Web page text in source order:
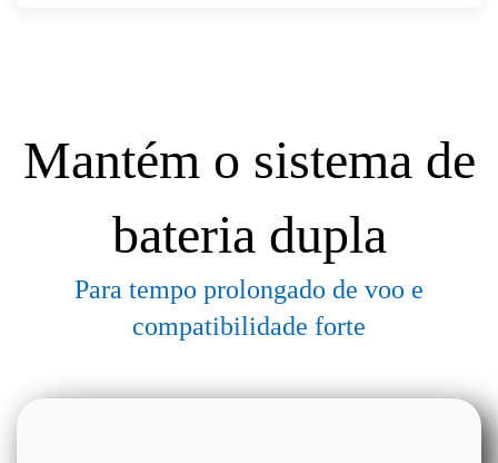
Mantém o sistema de
bateria dupla
Para tempo prolongado de voo e
compatibilidade forte